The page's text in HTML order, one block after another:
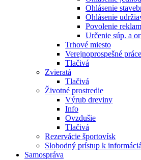
Ohlásenie
Ohlásenie
Povolenie
Určenie súp. a
Trhové miesto
Verejnoprospešné práce
Tlačivá
Zvieratá
Tlačivá
Životné prostredie
Výrub dreviny
Info
Ovzdušie
Tlačivá
Rezervácie športovísk
Slobodný prístup k
Samospráva